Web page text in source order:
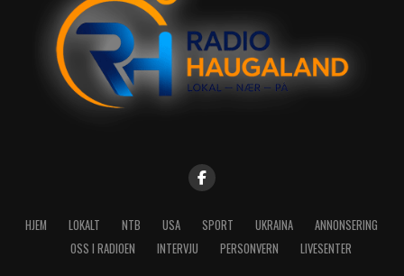
HJEM LOKALT NTB USA SPORT UKRAINA
ANNONSERING
OSS I RADIOEN
INTERVJU PERSONVERN LIVESENTER